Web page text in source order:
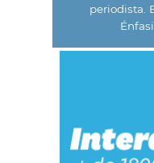
periodista.